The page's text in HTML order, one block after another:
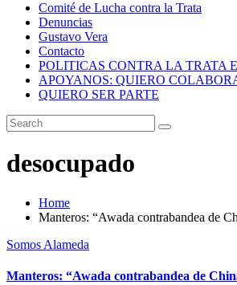
Comité de Lucha contra la Trata
Denuncias
Gustavo Vera
Contacto
POLITICAS CONTRA LA TRATA
APOYANOS: QUIERO
QUIERO SER PARTE
desocupado
Home
Manteros: “Awada contrabandea de
Somos Alameda
Manteros: “Awada contrabandea de